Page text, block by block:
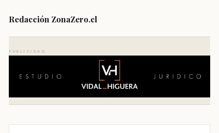
Redacción ZonaZero.cl
PUBLICIDAD